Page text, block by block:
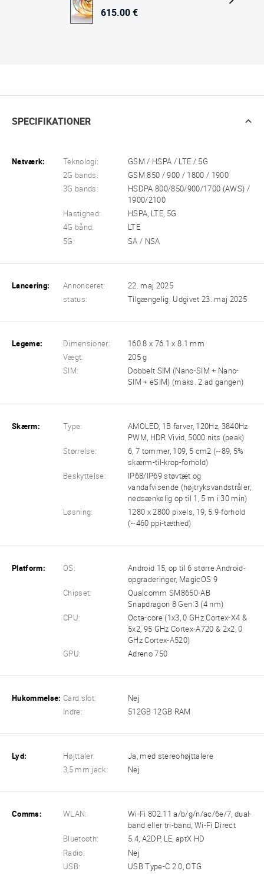
615.00 €
SPECIFIKATIONER
Netværk: Teknologi:
GSM / HSPA / LTE / 5G
2G bands:
GSM 850 / 900 / 1800 / 1900
3G bands:
HSDPA 800/850/900/1700 (AWS) /
1900/2100
Hastighed:
HSPA, LTE, 5G
4G bånd:
LTE
5G:
SA / NSA
Lancering: Annonceret:
22. maj 2025
status:
Tilgængelig. Udgivet 23. maj 2025
Legeme: Dimensioner:
160.8 x 76.1 x 8.1 mm
Vægt:
205 g
SIM:
Dobbelt SIM (Nano-SIM + Nano-
SIM + eSIM) (maks. 2 ad gangen)
Skærm: Type:
AMOLED, 1B farver, 120Hz, 3840Hz
PWM, HDR Vivid, 5000 nits (peak)
Størrelse:
6, 7 tommer, 109, 5 cm2 (~89, 5%
skærm-til-krop-forhold)
Beskyttelse:
IP68/IP69 støvtæt og
vandafvisende (højtryksvandstråler;
nedsænkelig op til 1, 5 m i 30 min)
Løsning:
1280 x 2800 pixels, 19, 5:9-forhold
(~460 ppi-tæthed)
Platform: OS:
Android 15, op til 6 større Android-
opgraderinger, MagicOS 9
Chipset:
Qualcomm SM8650-AB
Snapdragon 8 Gen 3 (4 nm)
CPU:
Octa-core (1x3, 0 GHz Cortex-X4 &
5x2, 95 GHz Cortex-A720 & 2x2, 0
GHz Cortex-A520)
GPU:
Adreno 750
Hukommelse: Card slot:
Nej
Indre:
512GB 12GB RAM
Lyd: Højttaler:
Ja, med stereohøjttalere
3,5 mm jack:
Nej
Comms: WLAN:
Wi-Fi 802.11 a/b/g/n/ac/6e/7, dual-
band eller tri-band, Wi-Fi Direct
Bluetooth:
5.4, A2DP, LE, aptX HD
Radio:
Nej
USB:
USB Type-C 2.0, OTG